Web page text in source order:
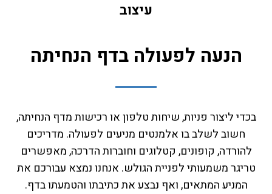
עיצוב
הנעה לפעולה בדף הנחיתה
בכדי ליצור פניות, שיחות טלפון או רכישות מדף הנחיתה,
חשוב לשלב בו אלמנטים מניעים לפעולה. מדריכים
להורדה, קופונים, קטלוגים וחוברות הדרכה, מאפשרים
טריגר משמעותי לפניית הגולש. אנחנו נמצא עבורכם את
המניע המתאים, ואף נבצע את כתיבתו והטמעתו בדף.